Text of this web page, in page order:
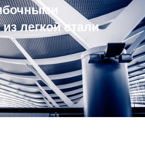
легкой стали